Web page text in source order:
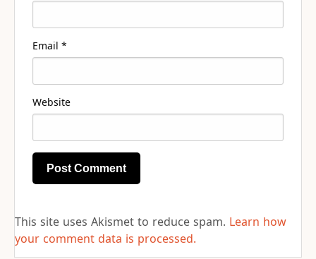
Email *
Website
This site uses Akismet to reduce spam. Learn how
your comment data is processed.